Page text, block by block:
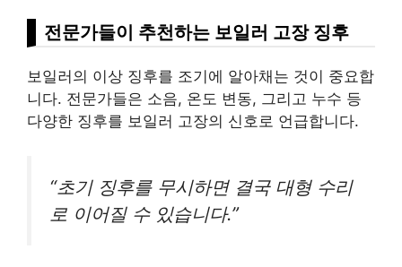
전문가들이 추천하는 보일러 고장 징후
보일러의 이상 징후를 조기에 알아채는 것이 중요합
니다. 전문가들은 소음, 온도 변동, 그리고 누수 등
다양한 징후를 보일러 고장의 신호로 언급합니다.
“초기 징후를 무시하면 결국 대형 수리
로 이어질 수 있습니다.”